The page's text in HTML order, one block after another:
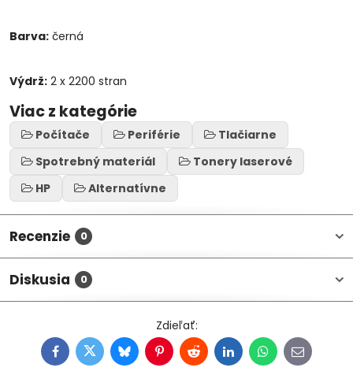
Barva: černá
Výdrž: 2 x 2200 stran
Viac z kategórie
Počítače Periférie
Tlačiarne
Spotrebný materiál
Tonery laserové
HP
Alternatívne
Recenzie 0
Diskusia 0
FacebookTwitterBlueskyPinterestRedditLinkedInWhatsApp
E-
mail